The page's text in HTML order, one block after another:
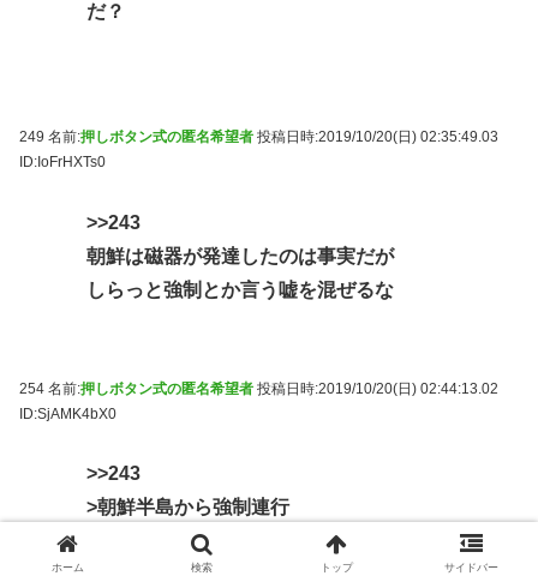
だ？
249 名前:押しボタン式の匿名希望者 投稿日時:2019/10/20(日) 02:35:49.03
ID:IoFrHXTs0
>>243
朝鮮は磁器が発達したのは事実だが
しらっと強制とか言う嘘を混ぜるな
254 名前:押しボタン式の匿名希望者 投稿日時:2019/10/20(日) 02:44:13.02
ID:SjAMK4bX0
>>243
>朝鮮半島から強制連行
正しい。でも、帰っていいよって言ったら日本
ホーム 検索 トップ サイドバー